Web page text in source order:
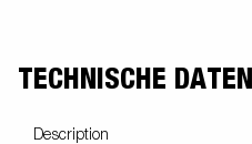
TECHNISCHE DATEN
Description